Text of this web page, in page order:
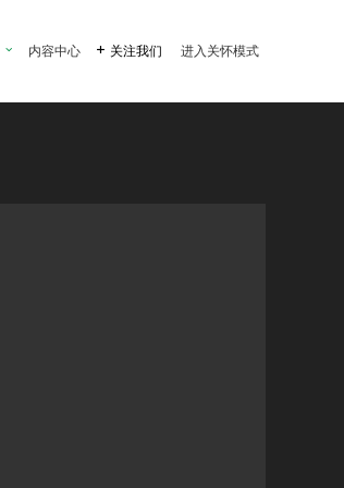
 内容中心  关注我们 进入关怀模式